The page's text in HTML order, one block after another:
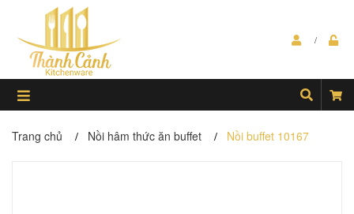
Trang chủ / Nồi hâm thức ăn buffet / Nồi buffet 10167